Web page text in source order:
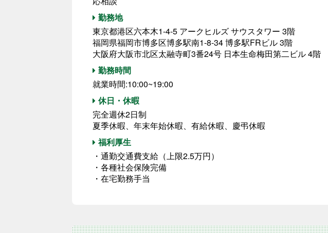
勤務地
東京都港区六本木1-4-5 アークヒルズ サウスタワー 3階
福岡県福岡市博多区博多駅南1-8-34 博多駅FRビル 3階
大阪府大阪市北区太融寺町3番24号 日本生命梅田第二ビル 4階
勤務時間
就業時間:10:00~19:00
休日・休暇
完全週休2日制
夏季休暇、年末年始休暇、有給休暇、慶弔休暇
福利厚生
・通勤交通費支給（上限2.5万円）
・各種社会保険完備
・在宅勤務手当